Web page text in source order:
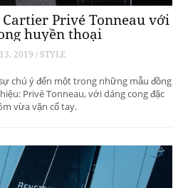
Privé Tonneau với
huyền thoại
2019 / STYLE
chú ý đến một trong những mẫu đồng
Privé Tonneau, với dáng cong đặc
vừa vặn cổ tay.